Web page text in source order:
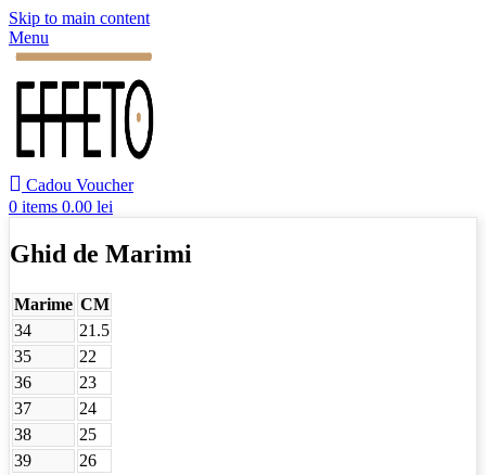
Skip to main content
Menu
Cadou Voucher
0 items 0.00 lei
Ghid de Marimi
Marime CM
34
21.5
35
22
36
23
37
24
38
25
39
26